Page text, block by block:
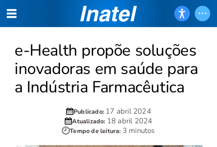
e-Health propõe soluções
inovadoras em saúde para
a Indústria Farmacêutica
Publicado: 17 abril 2024
Atualizado: 18 abril 2024
Tempo de leitura: 3 minutos